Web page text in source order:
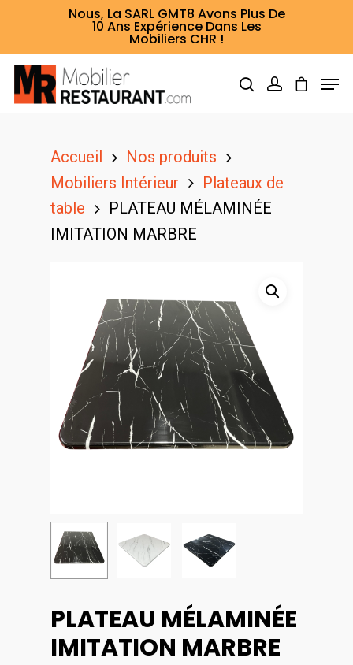
Nous, La SARL GMT8 Avons Plus De
10 Ans Expérience Dans Les
Mobiliers CHR !
Hit enter to search or ESC to close
Accueil
Nos produits
Mobiliers Intérieur
Plateaux de
table
PLATEAU MÉLAMINÉE
IMITATION MARBRE
PLATEAU MÉLAMINÉE
IMITATION MARBRE